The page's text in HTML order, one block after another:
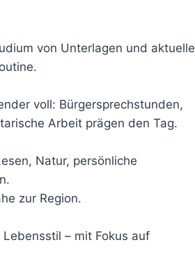
von Unterlagen und aktuelle
voll: Bürgersprechstunden,
Arbeit prägen den Tag.
Natur, persönliche
zur Region.
– mit Fokus auf